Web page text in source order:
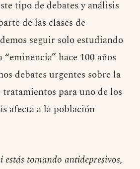
tipo de debates y análisis
de las clases de
seguir solo estudiando
hace 100 años
debates urgentes sobre la
para uno de los
afecta a la población
estás tomando antidepresivos,